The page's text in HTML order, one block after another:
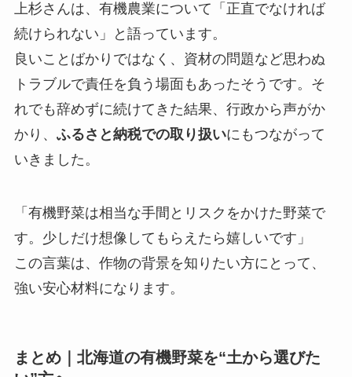
上杉さんは、有機農業について「正直でなければ
続けられない」と語っています。
良いことばかりではなく、資材の問題など思わぬ
トラブルで責任を負う場面もあったそうです。そ
れでも辞めずに続けてきた結果、行政から声がか
かり、 ふるさと納税での取り扱いにもつながって
いきました。
「有機野菜は相当な手間とリスクをかけた野菜で
す。少しだけ想像してもらえたら嬉しいです」
この言葉は、作物の背景を知りたい方にとって、
強い安心材料になります。
まとめ｜北海道の有機野菜を“土から選びた